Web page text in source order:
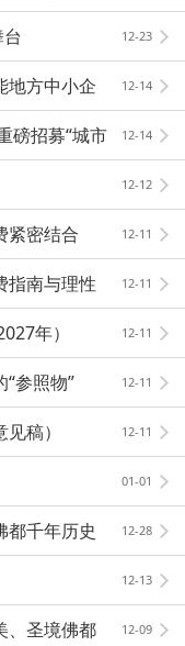
12-23
12-14
地方中小企
12-14
磅招募“城市
12-12
12-11
紧密结合
12-11
指南与理性
12-11
年）
12-11
参照物”
12-11
稿）
01-01
12-28
都千年历史
12-13
12-09
、圣境佛都